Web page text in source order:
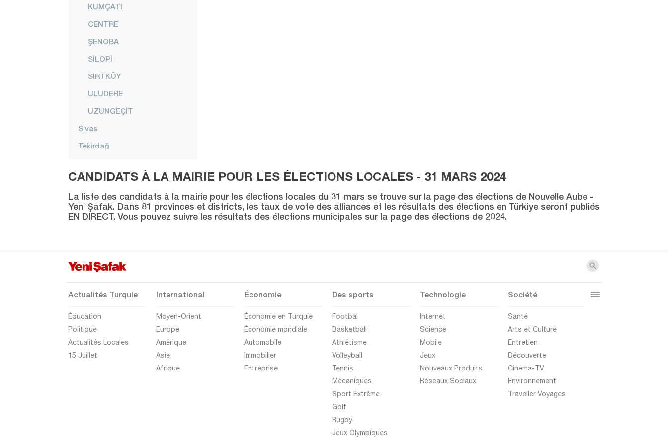
KUMÇATI
CENTRE
ŞENOBA
SİLOPİ
SIRTKÖY
ULUDERE
UZUNGEÇİT
Sivas
Tekirdağ
Trabzon
Tunceli
Uşak
Yalova
Yozgat
Zonguldak
CANDIDATS À LA MAIRIE POUR LES ÉLECTIONS LOCALES - 31 MARS 2024
La liste des candidats à la mairie pour les élections locales du 31 mars se trouve sur la page des élections de Nouvelle Aube -
Yeni Şafak. Dans 81 provinces et districts, les taux de vote des alliances et les résultats des élections en Türkiye seront publiés
EN DIRECT. Vous pouvez suivre les résultats des élections municipales sur la page des élections de 2024.
Actualités Turquie
Éducation
Politique
Actualités Locales
15 Juillet
International
Moyen-Orient
Europe
Amérique
Asie
Afrique
Économie
Économie en Turquie
Économie mondiale
Automobile
Immobilier
Entreprise
Des sports
Footbal
Basketball
Athlétisme
Volleyball
Tennis
Mécaniques
Sport Extrême
Golf
Rugby
Jeux Olympiques
Technologie
Internet
Science
Mobile
Jeux
Nouveaux Produits
Réseaux Sociaux
Société
Santé
Arts et Culture
Entretien
Découverte
Cinema-TV
Environnement
Traveller Voyages